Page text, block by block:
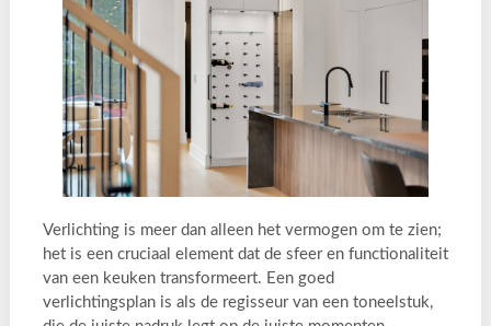
Verlichting is meer dan alleen het vermogen om te zien;
het is een cruciaal element dat de sfeer en functionaliteit
van een keuken transformeert. Een goed
verlichtingsplan is als de regisseur van een toneelstuk,